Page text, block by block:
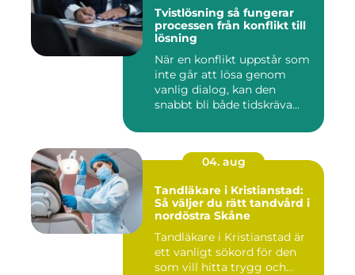
Tvistlösning så fungerar
processen från konflikt till
lösning
När en konflikt uppstår som
inte går att lösa genom
vanlig dialog, kan den
snabbt bli både tidskräva...
04. aug
Tandläkare i Kristianstad:
Så väljer du rätt tandvård i
nordöstra Skåne
Tandläkare i Kristianstad är
ett vanligt sökord för den
som vill hitta trygg och...